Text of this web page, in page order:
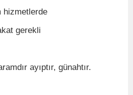
hizmetlerde
gerekli
ayıptır, günahtır.